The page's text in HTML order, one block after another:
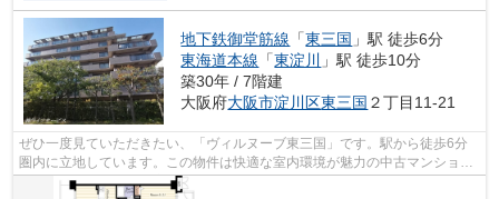
地下鉄御堂筋線 「東三国 」駅 徒歩6分
東海道本線 「東淀川
」駅 徒歩10分
築30年 / 7階建
大阪府大阪市淀川区東三国 ２丁目11-21
ぜひ一度見ていただきたい、「ヴィルヌーブ東三国」です。駅から徒歩6分
圏内に立地しています。この物件は快適な室内環境が魅力の中古マンション
となっています。不動産のことなら、地...